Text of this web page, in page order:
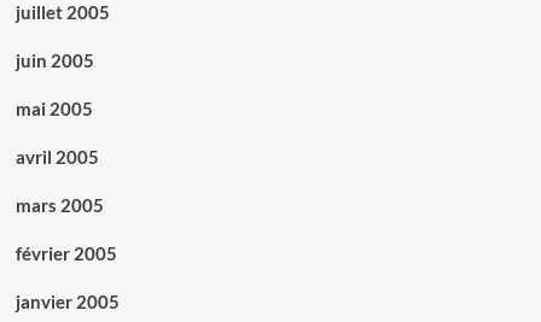
juillet 2005
juin 2005
mai 2005
avril 2005
mars 2005
février 2005
janvier 2005